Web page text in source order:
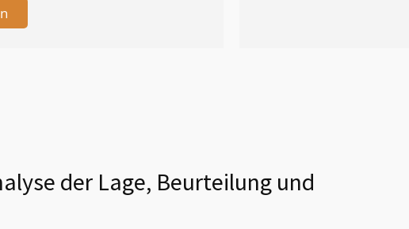
der Lage, Beurteilung und